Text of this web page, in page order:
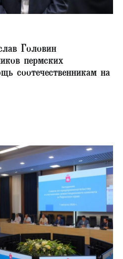
Головин
пермских
соотечественникам на